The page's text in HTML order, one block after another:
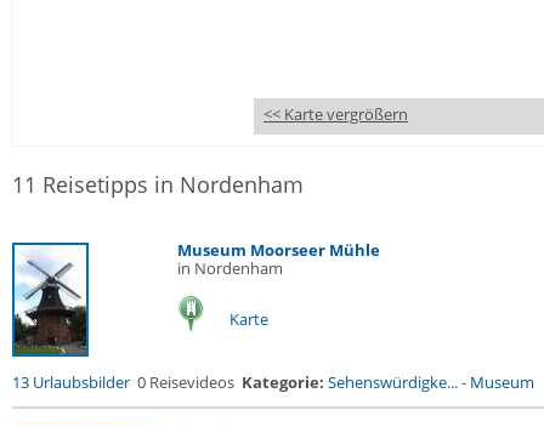
<< Karte vergrößern
11 Reisetipps in Nordenham
Museum Moorseer Mühle
in Nordenham
Karte
13 Urlaubsbilder 0 Reisevideos Kategorie: Sehenswürdigke...- Museum